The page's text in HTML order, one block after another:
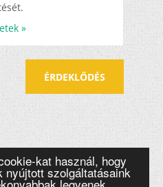
kat használ, hogy
nyújtott szolgáltatásaink
»
ÉRDEKLŐDÉS